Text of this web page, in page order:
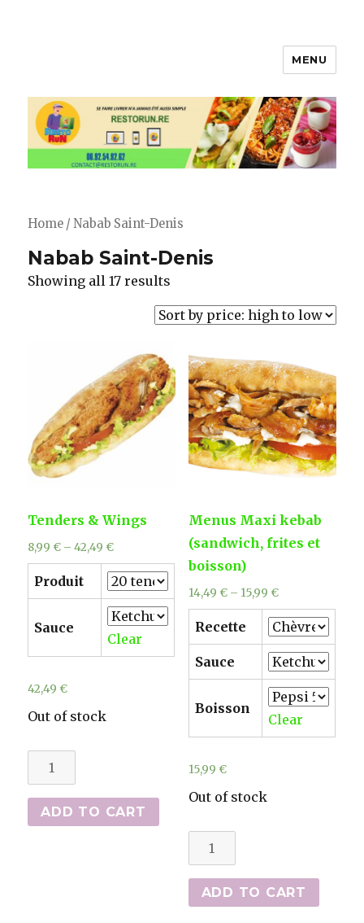
Restorun 4.0, votre plateforme
de livraison de courses et repas !
😋
MENU
Home / Nabab Saint-Denis
Nabab Saint-Denis
Showing all 17 results
Tenders & Wings
8,99€ –42,49€
Produit
Sauce
Clear
42,49€
Out of stock
Tenders
&
Wings
quantity
ADD TO CART
Menus Maxi kebab
(sandwich, frites et
boisson)
14,49 €– 15,99 €
Recette
Sauce
Boisson
Clear
15,99 €
Out of stock
Menus
Maxi
kebab
(sandwich,
ADD TO CART